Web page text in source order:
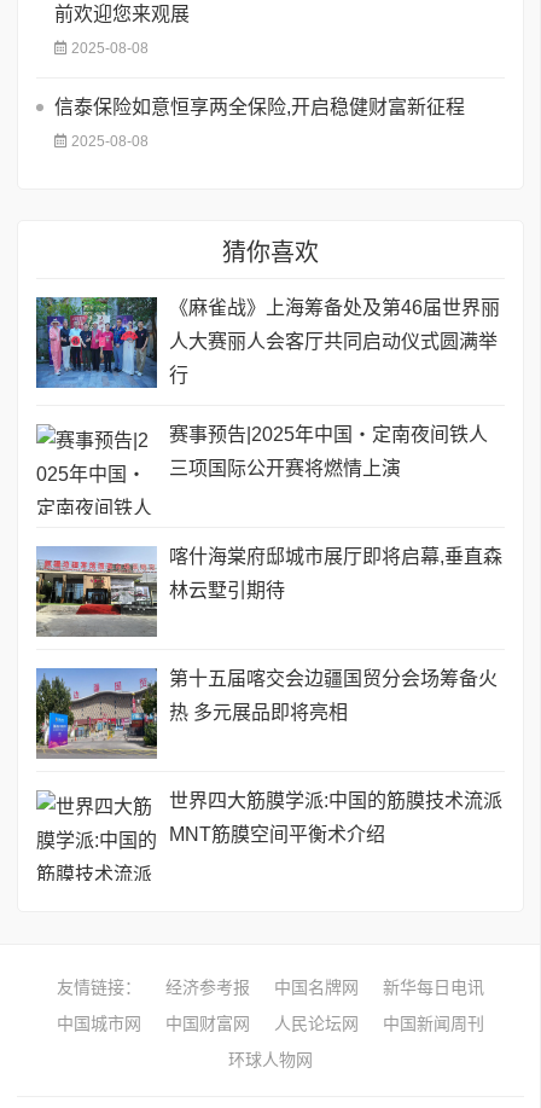
前欢迎您来观展
2025-08-08
信泰保险如意恒享两全保险,开启稳健财富新征程
2025-08-08
猜你喜欢
《麻雀战》上海筹备处及第46届世界丽
人大赛丽人会客厅共同启动仪式圆满举
行
赛事预告|2025年中国・定南夜间铁人
三项国际公开赛将燃情上演
喀什海棠府邸城市展厅即将启幕,垂直森
林云墅引期待
第十五届喀交会边疆国贸分会场筹备火
热 多元展品即将亮相
世界四大筋膜学派:中国的筋膜技术流派
MNT筋膜空间平衡术介绍
友情链接： 经济参考报 中国名牌网
新华每日电讯
中国城市网
中国财富网 人民论坛网
中国新闻周刊
环球人物网